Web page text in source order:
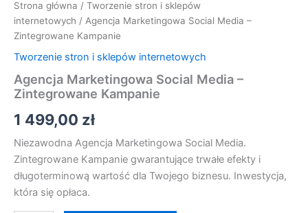
Strona główna / Tworzenie stron i sklepów
internetowych / Agencja Marketingowa Social Media –
Zintegrowane Kampanie
Tworzenie stron i sklepów internetowych
Agencja Marketingowa Social Media –
Zintegrowane Kampanie
1 499,00 zł
Niezawodna Agencja Marketingowa Social Media.
Zintegrowane Kampanie gwarantujące trwałe efekty i
długoterminową wartość dla Twojego biznesu. Inwestycja,
która się opłaca.